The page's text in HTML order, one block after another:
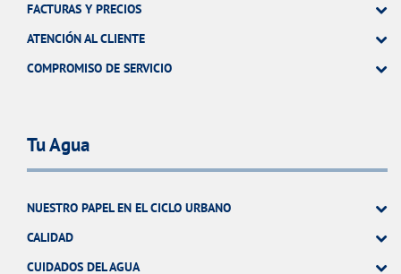
FACTURAS Y PRECIOS
ATENCIÓN AL CLIENTE
COMPROMISO DE SERVICIO
Tu Agua
NUESTRO PAPEL EN EL CICLO URBANO
CALIDAD
CUIDADOS DEL AGUA